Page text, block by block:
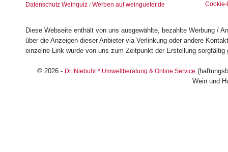
Datenschutz Weinquiz / Werben auf weingueter.de
Diese Webseite enthält von uns ausgewählte, bezahlte Werbung /
über die Anzeigen dieser Anbieter via Verlinkung oder andere
einzelne Link wurde von uns zum Zeitpunkt der Erstellung sorgfältig
© 2026 - Dr. Niebuhr * Umweltberatung & Online Service
Wein und